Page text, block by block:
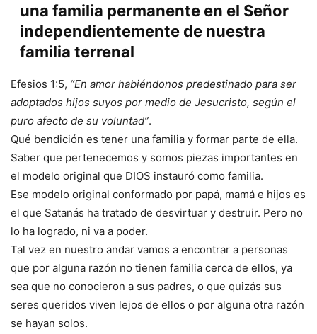
una familia permanente en el Señor
independientemente de nuestra
familia terrenal
Efesios 1:5, “En amor habiéndonos predestinado para ser
adoptados hijos suyos por medio de Jesucristo, según el
puro afecto de su voluntad”.
Qué bendición es tener una familia y formar parte de ella.
Saber que pertenecemos y somos piezas importantes en
el modelo original que DIOS instauró como familia.
Ese modelo original conformado por papá, mamá e hijos es
el que Satanás ha tratado de desvirtuar y destruir. Pero no
lo ha logrado, ni va a poder.
Tal vez en nuestro andar vamos a encontrar a personas
que por alguna razón no tienen familia cerca de ellos, ya
sea que no conocieron a sus padres, o que quizás sus
seres queridos viven lejos de ellos o por alguna otra razón
se hayan solos.